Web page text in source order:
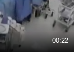
00:22